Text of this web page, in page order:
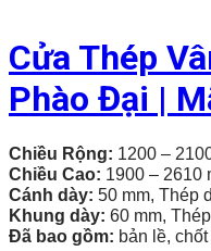
Cửa Thép
Phào Đại |
Chiều Rộng: 1200 –
Chiều Cao: 1900 – 2610
Cánh dày: 50 mm, Thép
Khung dày: 60 mm,
Đã bao gồm: bản lề,